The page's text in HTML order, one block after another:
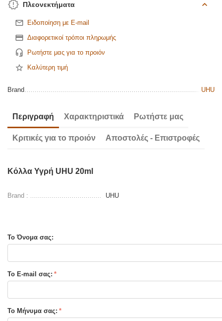
Πλεονεκτήματα
Ειδοποίηση με E-mail
Διαφορετικοί τρόποι πληρωμής
Ρωτήστε μας για το προιόν
Καλύτερη τιμή
Brand UHU
Περιγραφή Χαρακτηριστικά Ρωτήστε μας
Κριτικές για το προιόν Αποστολές - Επιστροφές
Κόλλα Υγρή UHU 20ml
Brand : UHU
Το Όνομα σας:
Το E-mail σας:
Το Μήνυμα σας: